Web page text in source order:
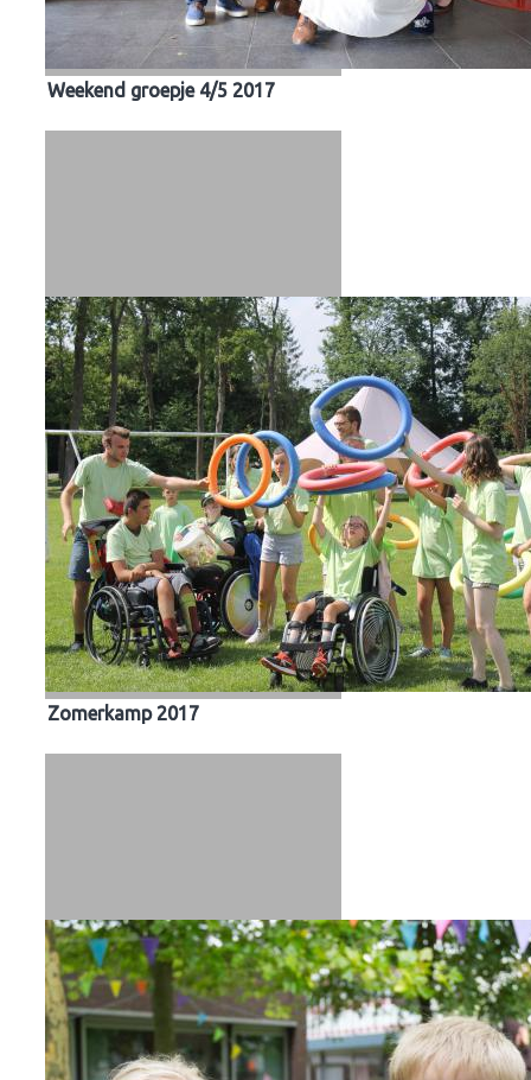
Weekend groepje 4/5 2017
Zomerkamp 2017